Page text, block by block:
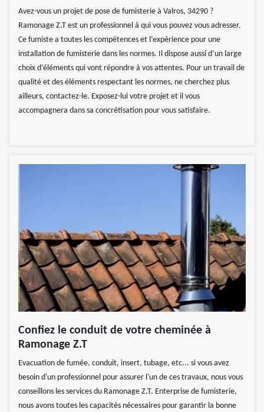
Avez-vous un projet de pose de fumisterie à Valros, 34290 ?
Ramonage Z.T est un professionnel à qui vous pouvez vous adresser.
Ce fumiste a toutes les compétences et l’expérience pour une
installation de fumisterie dans les normes. Il dispose aussi d’un large
choix d’éléments qui vont répondre à vos attentes. Pour un travail de
qualité et des éléments respectant les normes, ne cherchez plus
ailleurs, contactez-le. Exposez-lui votre projet et il vous
accompagnera dans sa concrétisation pour vous satisfaire.
Confiez le conduit de votre cheminée à
Ramonage Z.T
Evacuation de fumée, conduit, insert, tubage, etc... si vous avez
besoin d'un professionnel pour assurer l'un de ces travaux, nous vous
conseillons les services du Ramonage Z.T. Enterprise de fumisterie,
nous avons toutes les capacités nécessaires pour garantir la bonne